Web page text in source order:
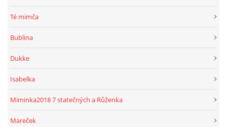
Té mimča
Bublina
Dukke
Isabelka
Miminka2018 7 statečných a Růženka
Mareček